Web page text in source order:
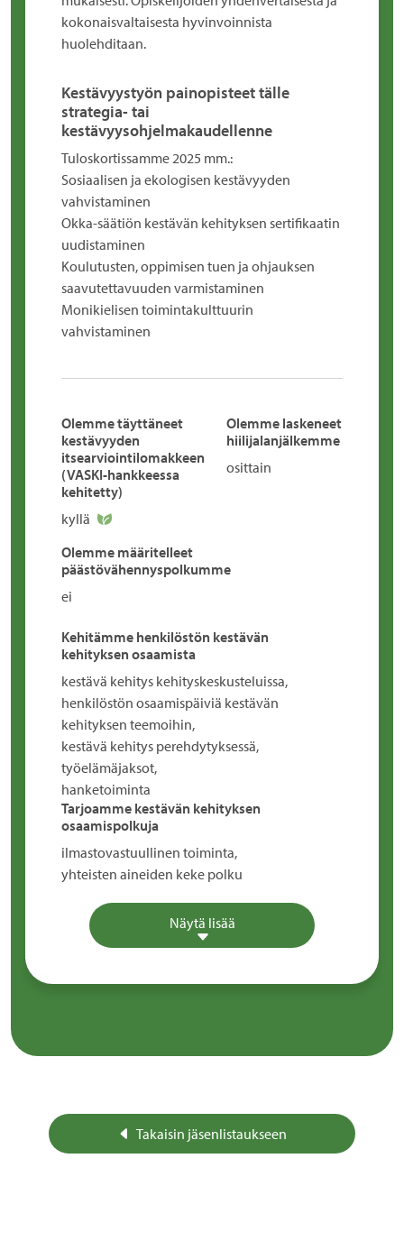
kokonaisvaltaisesta hyvinvoinnista
huolehditaan.
Kestävyystyön painopisteet tälle
strategia- tai
kestävyysohjelmakaudellenne
Tuloskortissamme 2025 mm.:
Sosiaalisen ja ekologisen kestävyyden
vahvistaminen
Okka-säätiön kestävän kehityksen sertifikaatin
uudistaminen
Koulutusten, oppimisen tuen ja ohjauksen
saavutettavuuden varmistaminen
Monikielisen toimintakulttuurin
vahvistaminen
Olemme täyttäneet
kestävyyden
itsearviointilomakkeen
(VASKI-hankkeessa
kehitetty)
kyllä
Olemme laskeneet
hiilijalanjälkemme
osittain
Olemme määritelleet
päästövähennyspolkumme
ei
Kehitämme henkilöstön kestävän
kehityksen osaamista
kestävä kehitys kehityskeskusteluissa,
henkilöstön osaamispäiviä kestävän
kehityksen teemoihin,
kestävä kehitys perehdytyksessä,
työelämäjaksot,
hanketoiminta
Tarjoamme kestävän kehityksen
osaamispolkuja
ilmastovastuullinen toiminta,
yhteisten aineiden keke polku
Näytä lisää
Takaisin jäsenlistaukseen